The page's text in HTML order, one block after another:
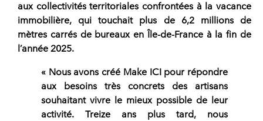
aux collectivités territoriales confrontées à la vacance
immobilière, qui touchait plus de 6,2 millions de
mètres carrés de bureaux en Île-de-France à la fin de
l’année 2025.
« Nous avons créé Make ICI pour répondre
aux besoins très concrets des artisans
souhaitant vivre le mieux possible de leur
activité. Treize ans plus tard, nous